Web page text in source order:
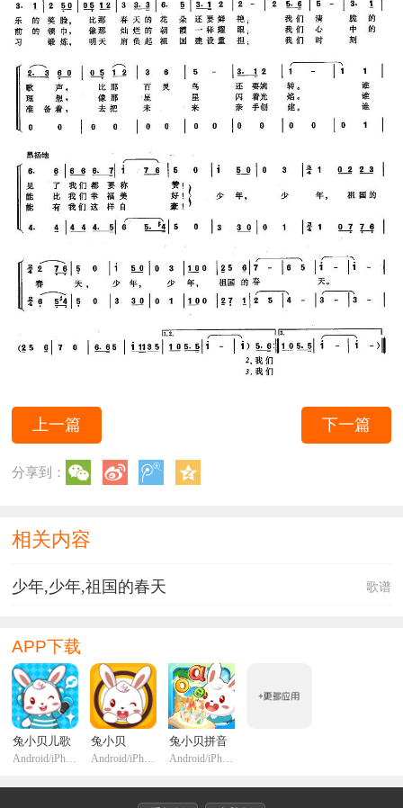
上一篇 下一篇
分享到：
相关内容
少年,少年,祖国的春天 歌谱
APP下载
兔小贝儿歌
Android/iPhone/iPadi
兔小贝
Android/iPhone/iPadi
兔小贝拼音
Android/iPhone/iPadi